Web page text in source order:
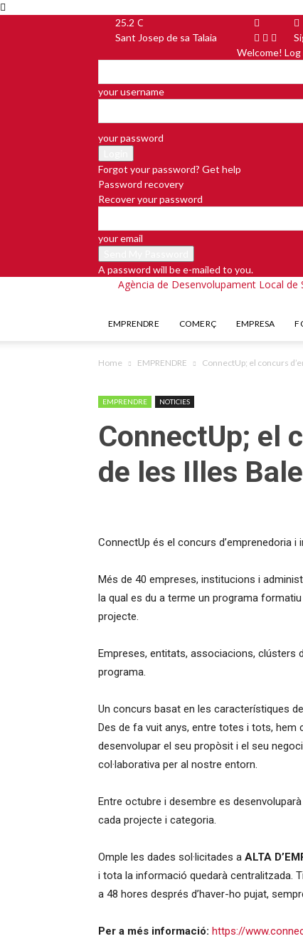
25.2 C
Sant Josep de sa Talaia
Welcome!
your username
your password
Forgot your password? Get help
Password recovery
Recover your password
your email
A password will be e-mailed to you.
Agència de Desenvolupament Local de
EMPRENDRE COMERÇ EMPRESA
Home EMPRENDRE ConnectUp; el concurs
EMPRENDRE NOTICIES
ConnectUp; el
de les Illes
ConnectUp és el concurs d’emprenedoria
Més de 40 empreses, institucions i
la qual es du a terme un programa
projecte.
Empreses, entitats, associacions, clústers
programa.
Un concurs basat en les característiques
Des de fa vuit anys, entre totes i tots, hem
desenvolupar el seu propòsit i el seu
col·laborativa per al nostre entorn.
Entre octubre i desembre es
cada projecte i categoria.
Omple les dades sol·licitades a ALTA
i tota la informació quedarà centralitzada.
a 48 hores després d’haver-ho pujat,
Per a més informació: https://